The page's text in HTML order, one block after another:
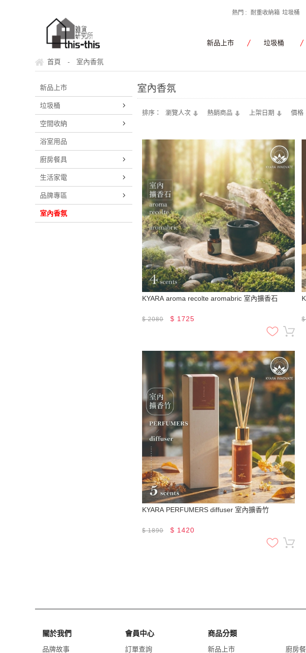
熱門 : 耐重收納箱 垃圾桶
新品上市 垃圾桶
首頁 - 室內香氛
新品上市
垃圾桶
空間收納
浴室用品
廚房餐具
生活家電
品牌專區
室內香氛
室內香氛
排序： 瀏覽人次 熱銷商品 上架日期 價格
KYARA aroma recolte aromabric 室內擴香石
$2080 $ 1725
KYARA PERFUMERS diffuser 室內擴香竹
$1890 $ 1420
關於我們
品牌故事
會員中心
訂單查詢
商品分類
新品上市 廚房